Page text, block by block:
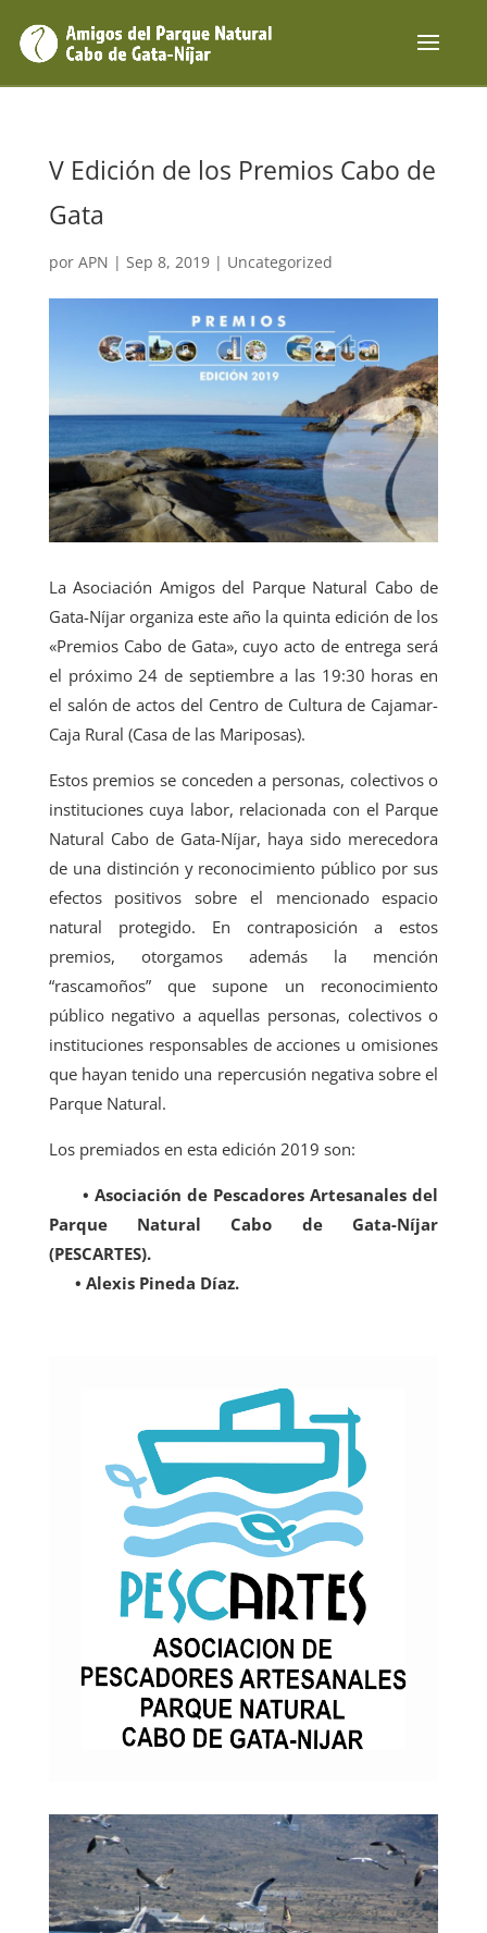
V Edición de los Premios Cabo de
Gata
por APN | Sep 8, 2019| Uncategorized
La Asociación Amigos del Parque Natural Cabo de
Gata-Níjar organiza este año la quinta edición de los
«Premios Cabo de Gata», cuyo acto de entrega será
el próximo 24 de septiembre a las 19:30 horas en
el salón de actos del Centro de Cultura de Cajamar-
Caja Rural (Casa de las Mariposas).
Estos premios se conceden a personas, colectivos o
instituciones cuya labor, relacionada con el Parque
Natural Cabo de Gata-Níjar, haya sido merecedora
de una distinción y reconocimiento público por sus
efectos positivos sobre el mencionado espacio
natural protegido. En contraposición a estos
premios, otorgamos además la mención
“rascamoños” que supone un reconocimiento
público negativo a aquellas personas, colectivos o
instituciones responsables de acciones u omisiones
que hayan tenido una repercusión negativa sobre el
Parque Natural.
Los premiados en esta edición 2019 son:
• Asociación de Pescadores Artesanales del
Parque Natural Cabo de Gata-Níjar
(PESCARTES).
• Alexis Pineda Díaz.